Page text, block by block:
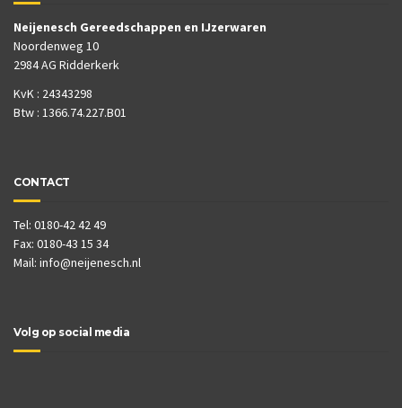
Neijenesch Gereedschappen en IJzerwaren
Noordenweg 10
2984 AG Ridderkerk
KvK : 24343298
Btw : 1366.74.227.B01
CONTACT
Tel: 0180-42 42 49
Fax: 0180-43 15 34
Mail: info@neijenesch.nl
Volg op social media